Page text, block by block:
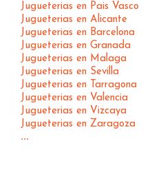
Jugueterias en Pais Vasco
Jugueterias en Alicante
Jugueterias en Barcelona
Jugueterias en Granada
Jugueterias en Malaga
Jugueterias en Sevilla
Jugueterias en Tarragona
Jugueterias en Valencia
Jugueterias en Vizcaya
Jugueterias en Zaragoza
...